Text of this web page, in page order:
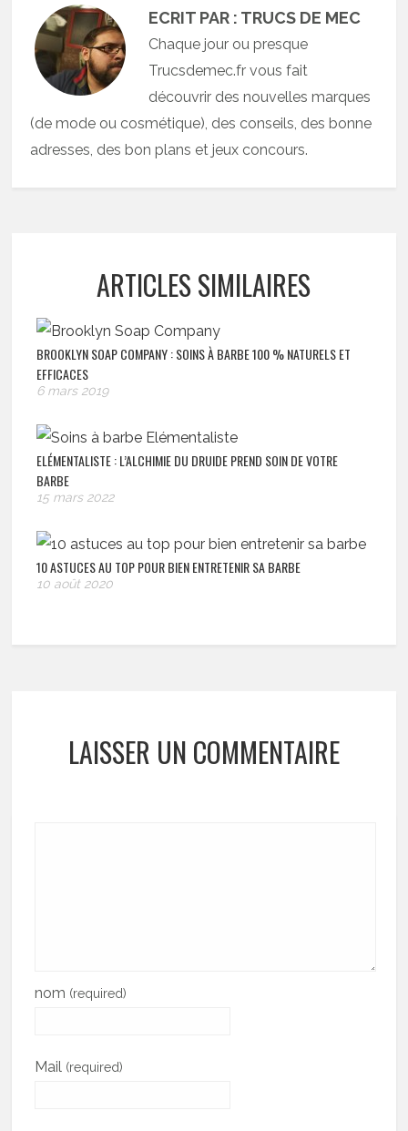
ECRIT PAR : TRUCS DE MEC
Chaque jour ou presque
Trucsdemec.fr vous fait
découvrir des nouvelles marques
(de mode ou cosmétique), des conseils, des bonne
adresses, des bon plans et jeux concours.
ARTICLES SIMILAIRES
BROOKLYN SOAP COMPANY : SOINS À BARBE 100 % NATURELS ET
EFFICACES
6 mars 2019
ELÉMENTALISTE : L’ALCHIMIE DU DRUIDE PREND SOIN DE VOTRE
BARBE
15 mars 2022
10 ASTUCES AU TOP POUR BIEN ENTRETENIR SA BARBE
10 août 2020
LAISSER UN COMMENTAIRE
nom (required)
Mail (required)